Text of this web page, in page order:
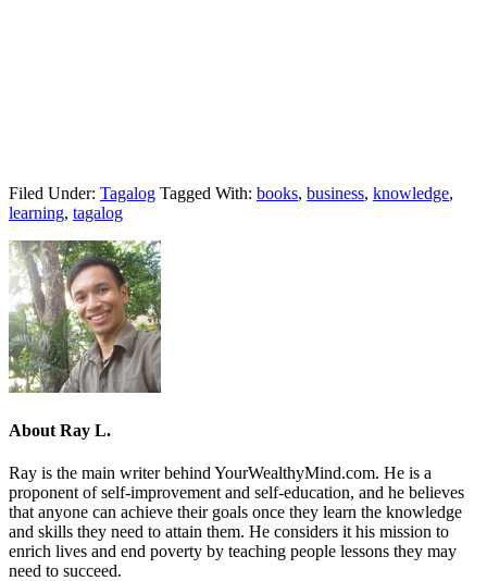
Filed Under: Tagalog Tagged With: books, business, knowledge,
learning, tagalog
About Ray L.
Ray is the main writer behind YourWealthyMind.com. He is a
proponent of self-improvement and self-education, and he believes
that anyone can achieve their goals once they learn the knowledge
and skills they need to attain them. He considers it his mission to
enrich lives and end poverty by teaching people lessons they may
need to succeed.